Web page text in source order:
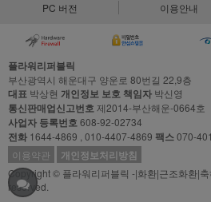
PC 버전 이용안내
플라워리퍼블릭
부산광역시 해운대구 양운로 80번길 22,9층
대표 박상현 개인정보 보호 책임자 박신영
통신판매업신고번호제2014-부산해운-0664호
사업자 등록번호608-92-02734
전화 1644-4869 , 010-4407-4869 팩스070-
이용약관
개인정보처리방침
Copyright © 플라워리퍼블릭 -|화환|근조화환|
reserved.